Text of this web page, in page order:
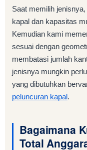
Saat memilih
kapal dan kapasitas
Kemudian kami
sesuai dengan
membatasi jumlah
jenisnya mungkin
yang dibutuhkan
peluncuran kapal.
Bagaimana
Total